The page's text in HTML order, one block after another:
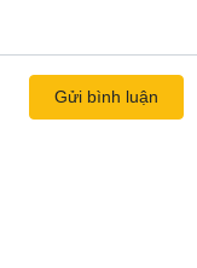
Gửi bình luận